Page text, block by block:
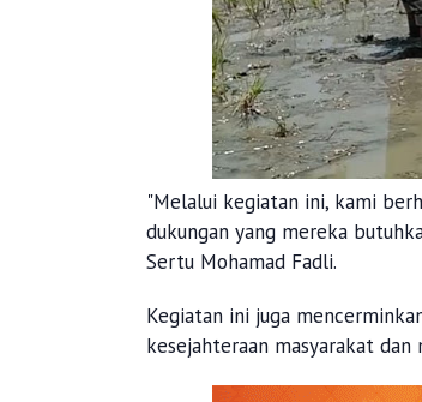
"Melalui kegiatan ini, kami
dukungan yang mereka
Sertu Mohamad Fadli.
Kegiatan ini juga
kesejahteraan masyarakat